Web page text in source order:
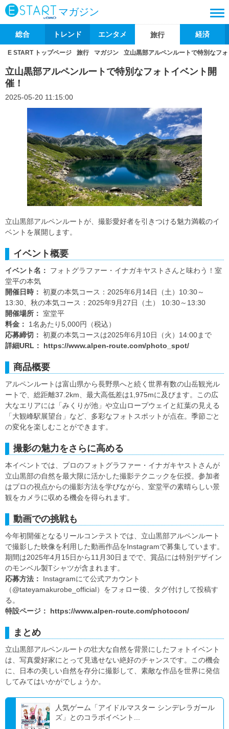
マガジン
総合 トレンド エンタメ 旅行 経済
E START トップページ 旅行 マガジン 立山黒部アルペンルートで特別なフ
立山黒部アルペンルートで特別なフォトイベント開
催！
2025-05-20 11:15:00
立山黒部アルペンルートが、撮影愛好者を引きつける魅力満載のイ
ベントを展開します。
イベント概要
イベント名：
フォトグラファー・イナガキヤストさんと味わう！室
堂平の本気
開催日時： 初夏の本気コース：2025年6月14日（土）10:30～
13:30、秋の本気コース：2025年9月27日（土） 10:30～13:30
開催場所： 室堂平
料金：
1名あたり5,000円（税込）
応募締切： 初夏の本気コースは2025年6月10日（火）14:00まで
詳細URL：
https://www.alpen-route.com/photo_spot/
商品概要
アルペンルートは富山県から長野県へと続く世界有数の山岳観光ル
ートで、総距離37.2km、最大高低差は1,975mに及びます。この広
大なエリアには「みくりが池」や立山ロープウェイと紅葉の見える
「大観峰駅展望台」など、多彩なフォトスポットが点在。季節ごと
の変化を楽しむことができます。
撮影の魅力をさらに高める
本イベントでは、プロのフォトグラファー・イナガキヤストさんが
立山黒部の自然を最大限に活かした撮影テクニックを伝授。参加者
はプロの視点からの撮影方法を学びながら、室堂平の素晴らしい景
観をカメラに収める機会を得られます。
動画での挑戦も
今年初開催となるリールコンテストでは、立山黒部アルペンルート
で撮影した映像を利用した動画作品をInstagramで募集しています。
期間は2025年4月15日から11月30日までで、賞品には特別デザイン
のモンベル製Tシャツが含まれます。
応募方法：
Instagramにて公式アカウント
（@tateyamakurobe_official）をフォロー後、タグ付けして投稿す
る。
特設ページ：
https://www.alpen-route.com/photocon/
まとめ
立山黒部アルペンルートの壮大な自然を背景にしたフォトイベント
は、写真愛好家にとって見逃せない絶好のチャンスです。この機会
に、日本の美しい自然を存分に撮影して、素敵な作品を世界に発信
してみてはいかがでしょうか。
人気ゲーム「アイドルマスター シンデレラガール
ズ」とのコラボイベント...